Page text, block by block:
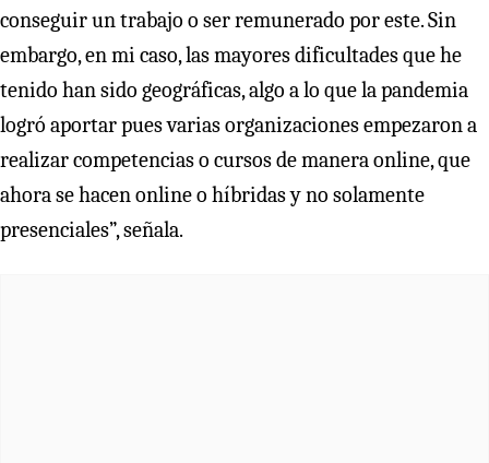
conseguir un trabajo o ser remunerado por este. Sin
embargo, en mi caso, las mayores dificultades que he
tenido han sido geográficas, algo a lo que la pandemia
logró aportar pues varias organizaciones empezaron a
realizar competencias o cursos de manera online, que
ahora se hacen online o híbridas y no solamente
presenciales”, señala.